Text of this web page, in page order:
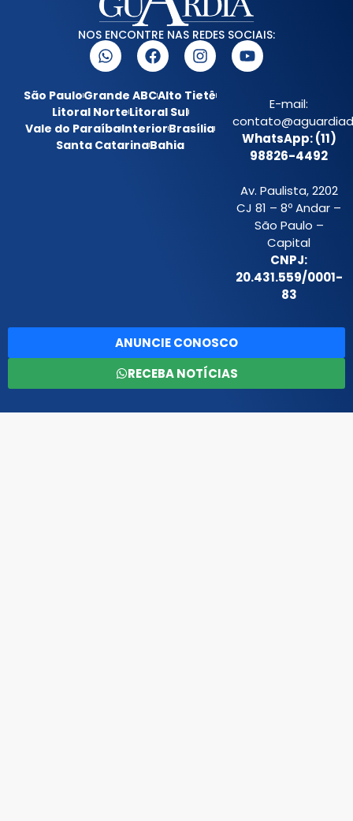
NOS ENCONTRE NAS REDES SOCIAIS:
São PauloGrande ABCAlto Tietê
Litoral NorteLitoral Sul
Vale do ParaíbaInteriorBrasília
Santa CatarinaBahia
E-mail:
WhatsApp: (11)
98826-4492
Av. Paulista, 2202
CJ 81 – 8º Andar –
São Paulo –
Capital
CNPJ:
20.431.559/0001-
83
ANUNCIE CONOSCO
RECEBA NOTÍCIAS